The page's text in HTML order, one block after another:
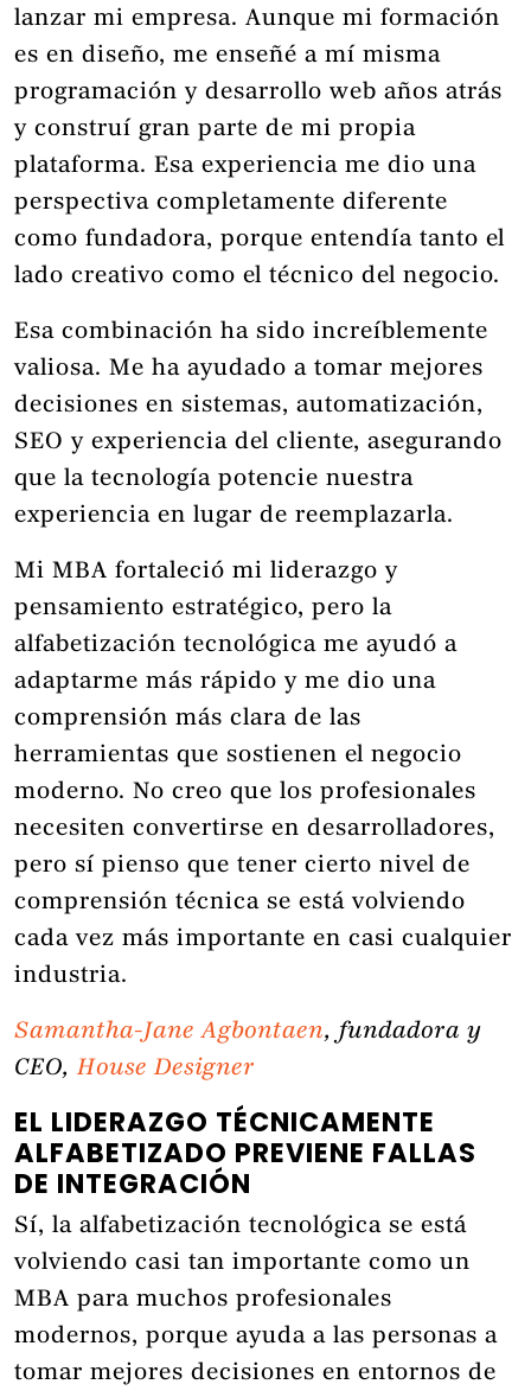
lanzar mi empresa. Aunque mi formación
es en diseño, me enseñé a mí misma
programación y desarrollo web años atrás
y construí gran parte de mi propia
plataforma. Esa experiencia me dio una
perspectiva completamente diferente
como fundadora, porque entendía tanto el
lado creativo como el técnico del negocio.
Esa combinación ha sido increíblemente
valiosa. Me ha ayudado a tomar mejores
decisiones en sistemas, automatización,
SEO y experiencia del cliente, asegurando
que la tecnología potencie nuestra
experiencia en lugar de reemplazarla.
Mi MBA fortaleció mi liderazgo y
pensamiento estratégico, pero la
alfabetización tecnológica me ayudó a
adaptarme más rápido y me dio una
comprensión más clara de las
herramientas que sostienen el negocio
moderno. No creo que los profesionales
necesiten convertirse en desarrolladores,
pero sí pienso que tener cierto nivel de
comprensión técnica se está volviendo
cada vez más importante en casi cualquier
industria.
Samantha-Jane Agbontaen, fundadora y
CEO,House Designer
EL LIDERAZGO TÉCNICAMENTE
ALFABETIZADO PREVIENE FALLAS
DE INTEGRACIÓN
Sí, la alfabetización tecnológica se está
volviendo casi tan importante como un
MBA para muchos profesionales
modernos, porque ayuda a las personas a
tomar mejores decisiones en entornos de